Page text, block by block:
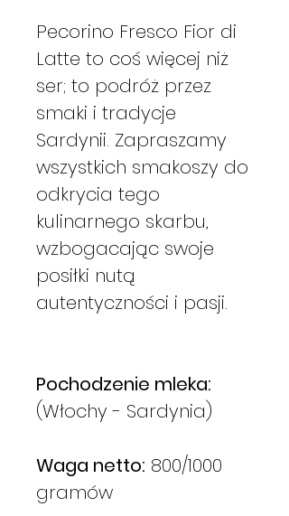
Pecorino Fresco Fior di
Latte to coś więcej niż
ser; to podróż przez
smaki i tradycje
Sardynii. Zapraszamy
wszystkich smakoszy do
odkrycia tego
kulinarnego skarbu,
wzbogacając swoje
posiłki nutą
autentyczności i pasji.
Pochodzenie mleka:
(Włochy - Sardynia)
Waga netto: 800/1000
gramów